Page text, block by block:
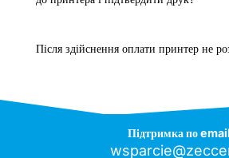
Після здійснення оплати принтер не
Підтримка по email